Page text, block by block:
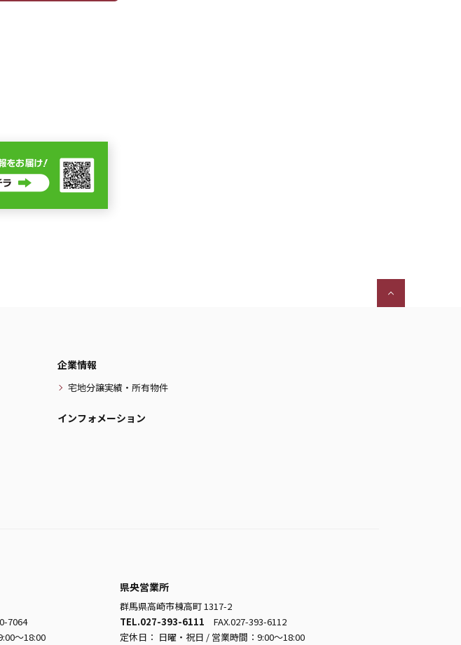
企業情報
宅地分譲実績・所有物件
インフォメーション
7064
～18:00
県央営業所
群馬県高崎市棟高町 1317-2
TEL.027-393-6111 FAX.027-393-6112
定休日： 日曜・祝日 / 営業時間：9:00～18:00